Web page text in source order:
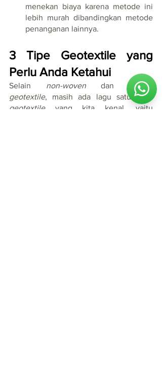
menekan biaya karena metode ini
lebih murah dibandingkan metode
penanganan lainnya.
3 Tipe Geotextile yang
Perlu Anda Ketahui
Selain non-woven dan
woven
geotextile
, masih ada lagu satu jenis
geotextile